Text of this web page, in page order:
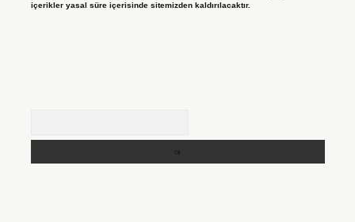
içerikler yasal süre içerisinde sitemizden kaldırılacaktır.